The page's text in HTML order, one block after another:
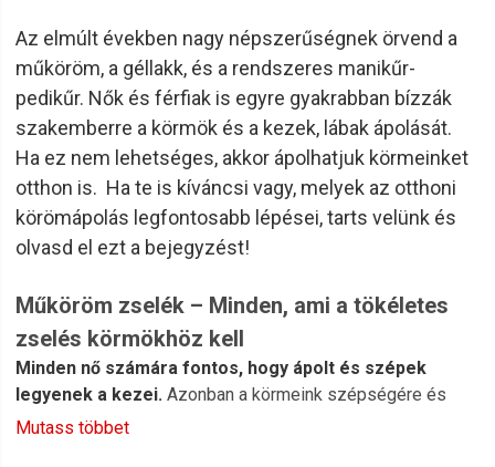
Az elmúlt években nagy népszerűségnek örvend a
műköröm, a géllakk, és a rendszeres manikűr-
pedikűr. Nők és férfiak is egyre gyakrabban bízzák
szakemberre a körmök és a kezek, lábak ápolását.
Ha ez nem lehetséges, akkor ápolhatjuk körmeinket
otthon is. Ha te is kíváncsi vagy, melyek az otthoni
körömápolás legfontosabb lépései, tarts velünk és
olvasd el ezt a bejegyzést!
Műköröm zselék – Minden, ami a tökéletes
zselés körmökhöz kell
Minden nő számára fontos, hogy ápolt és szépek
legyenek a kezei. Azonban a körmeink szépségére és
egészségére is nagy figyelmet kell szentelni, hogy sokáig
Mutass többet